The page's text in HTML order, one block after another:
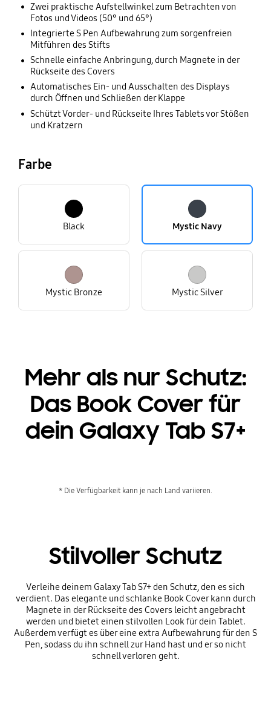
Zwei praktische Aufstellwinkel zum Betrachten von
Fotos und Videos (50° und 65°)
Integrierte S Pen Aufbewahrung zum sorgenfreien
Mitführen des Stifts
Schnelle einfache Anbringung, durch Magnete in der
Rückseite des Covers
Automatisches Ein- und Ausschalten des Displays
durch Öffnen und Schließen der Klappe
Schützt Vorder- und Rückseite Ihres Tablets vor Stößen
und Kratzern
Farbe
Black Mystic Navy
Mystic Bronze Mystic Silver
Mehr als nur Schutz:
Das Book Cover für
dein Galaxy Tab S7+
* Die Verfügbarkeit kann je nach Land variieren.
Stilvoller Schutz
Verleihe deinem Galaxy Tab S7+ den Schutz, den es sich
verdient. Das elegante und schlanke Book Cover kann durch
Magnete in der Rückseite des Covers leicht angebracht
werden und bietet einen stilvollen Look für dein Tablet.
Außerdem verfügt es über eine extra Aufbewahrung für den S
Pen, sodass du ihn schnell zur Hand hast und er so nicht
schnell verloren geht.